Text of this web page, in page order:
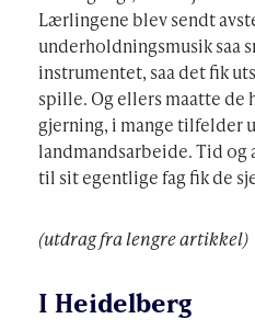
Lærlingene blev sendt
underholdningsmusik saa
instrumentet, saa det fik
spille. Og ellers maatte
gjerning, i mange tilfelder
landmandsarbeide. Tid
til sit egentlige fag fik de
(utdrag fra lengre artikkel)
I Heidelberg